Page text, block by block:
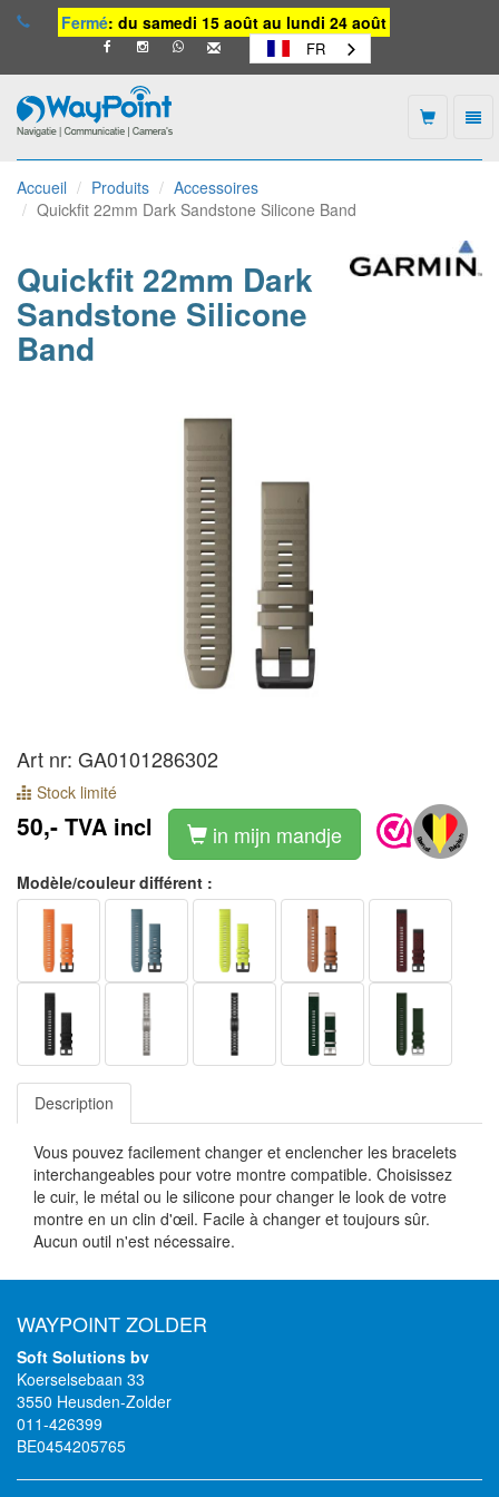
Fermé: du samedi 15 août au lundi 24 août
FR
-
vers
la
Accueil Produits
Accessoires
Quickfit 22mm Dark Sandstone Silicone Band
Quickfit 22mm Dark
Sandstone Silicone
Band
Art nr: GA0101286302
Stock limité
50,- TVA incl in mijn mandje
Modèle/couleur différent :
Description
Vous pouvez facilement changer et enclencher les bracelets
interchangeables pour votre montre compatible. Choisissez
le cuir, le métal ou le silicone pour changer le look de votre
montre en un clin d'œil. Facile à changer et toujours sûr.
Aucun outil n'est nécessaire.
WAYPOINT ZOLDER
Soft Solutions bv
Koerselsebaan 33
3550 Heusden-Zolder
011-426399
BE0454205765